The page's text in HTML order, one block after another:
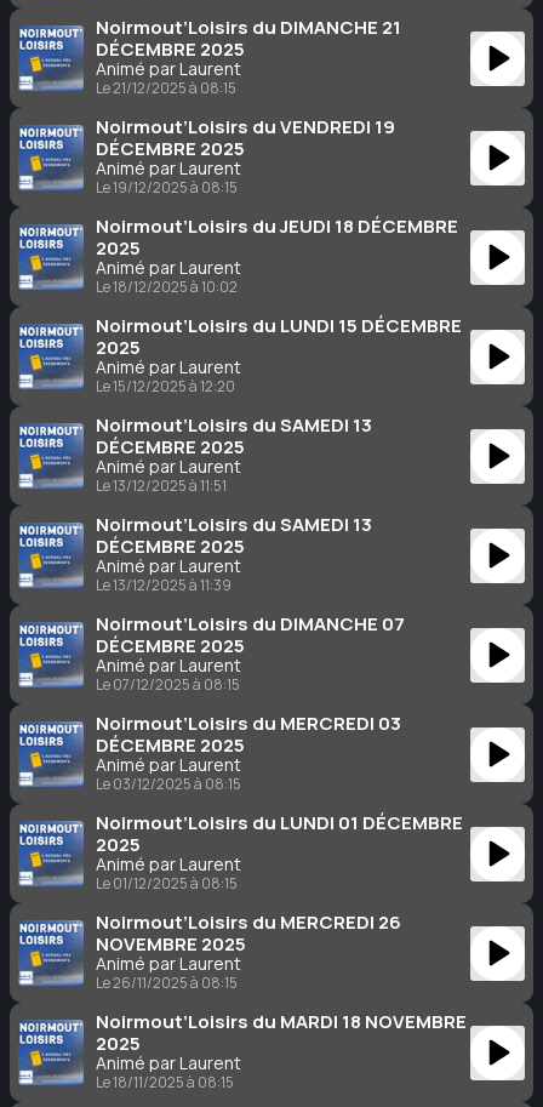
Noirmout’Loisirs du DIMANCHE 21
DÉCEMBRE 2025
Animé par Laurent
Le 21/12/2025 à 08:15
Noirmout’Loisirs du VENDREDI 19
DÉCEMBRE 2025
Animé par Laurent
Le 19/12/2025 à 08:15
Noirmout’Loisirs du JEUDI 18 DÉCEMBRE
2025
Animé par Laurent
Le 18/12/2025 à 10:02
Noirmout’Loisirs du LUNDI 15 DÉCEMBRE
2025
Animé par Laurent
Le 15/12/2025 à 12:20
Noirmout’Loisirs du SAMEDI 13
DÉCEMBRE 2025
Animé par Laurent
Le 13/12/2025 à 11:51
Noirmout’Loisirs du SAMEDI 13
DÉCEMBRE 2025
Animé par Laurent
Le 13/12/2025 à 11:39
Noirmout’Loisirs du DIMANCHE 07
DÉCEMBRE 2025
Animé par Laurent
Le 07/12/2025 à 08:15
Noirmout’Loisirs du MERCREDI 03
DÉCEMBRE 2025
Animé par Laurent
Le 03/12/2025 à 08:15
Noirmout’Loisirs du LUNDI 01 DÉCEMBRE
2025
Animé par Laurent
Le 01/12/2025 à 08:15
Noirmout’Loisirs du MERCREDI 26
NOVEMBRE 2025
Animé par Laurent
Le 26/11/2025 à 08:15
Noirmout’Loisirs du MARDI 18 NOVEMBRE
2025
Animé par Laurent
Le 18/11/2025 à 08:15